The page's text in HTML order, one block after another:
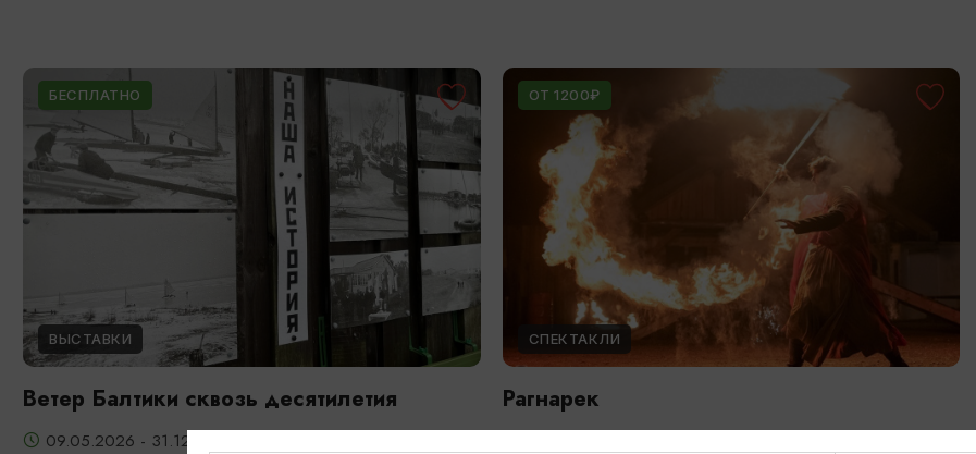
БЕСПЛАТНО
ВЫСТАВКИ
Ветер Балтики сквозь десятилетия
09.05.2026 - 31.12.2026
ОТ 1200₽
СПЕКТАКЛИ
Рагнарек